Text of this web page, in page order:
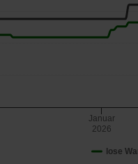
lose
Januar
2026